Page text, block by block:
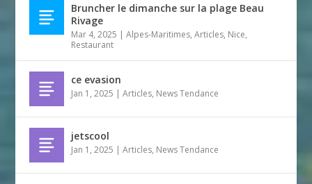
Bruncher le dimanche sur la plage Beau
Rivage
Mar 4, 2025 |Alpes-Maritimes,Articles, Nice,
Restaurant
ce evasion
Jan 1, 2025 |Articles, News Tendance
jetscool
Jan 1, 2025 |Articles, News Tendance